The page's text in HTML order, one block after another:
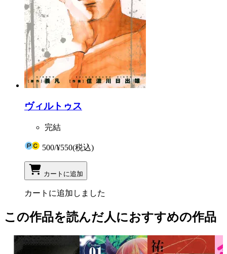
ヴィルトゥス
完結
500/¥550(税込)
カートに追加
カートに追加しました
この作品を読んだ人におすすめの作品